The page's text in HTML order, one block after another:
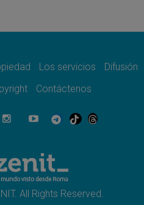
del cristiano"
niños en Gaza no cesa: 300
días
desfigura el mundo, solo la
lo transfigura
Los servicios
Difusión
Contáctenos
All Rights Reserved.